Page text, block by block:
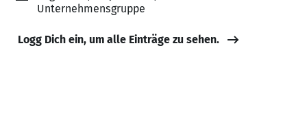
Unternehmensgruppe
Logg Dich ein, um alle Einträge zu sehen.